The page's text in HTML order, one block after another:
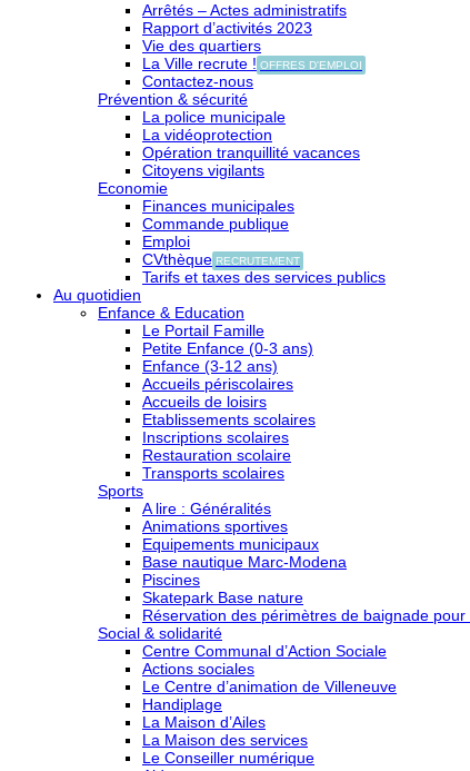
Arrêtés – Actes administratifs
Rapport d’activités 2023
Vie des quartiers
La Ville recrute ! OFFRES D'EMPLOI
Contactez-nous
Prévention & sécurité
La police municipale
La vidéoprotection
Opération tranquillité vacances
Citoyens vigilants
Economie
Finances municipales
Commande publique
Emploi
CVthèque RECRUTEMENT
Tarifs et taxes des services publics
Au quotidien
Enfance & Education
Le Portail Famille
Petite Enfance (0-3 ans)
Enfance (3-12 ans)
Accueils périscolaires
Accueils de loisirs
Etablissements scolaires
Inscriptions scolaires
Restauration scolaire
Transports scolaires
Sports
A lire : Généralités
Animations sportives
Equipements municipaux
Base nautique Marc-Modena
Piscines
Skatepark Base nature
Réservation des périmètres de baignade
Social & solidarité
Centre Communal d’Action Sociale
Actions sociales
Le Centre d’animation de Villeneuve
Handiplage
La Maison d’Ailes
La Maison des services
Le Conseiller numérique